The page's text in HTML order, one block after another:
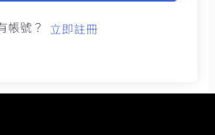
帳號？ 立即註冊